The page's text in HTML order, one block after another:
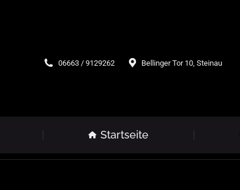
06663 / 9129262 Bellinger Tor 10, Steinau
Startseite